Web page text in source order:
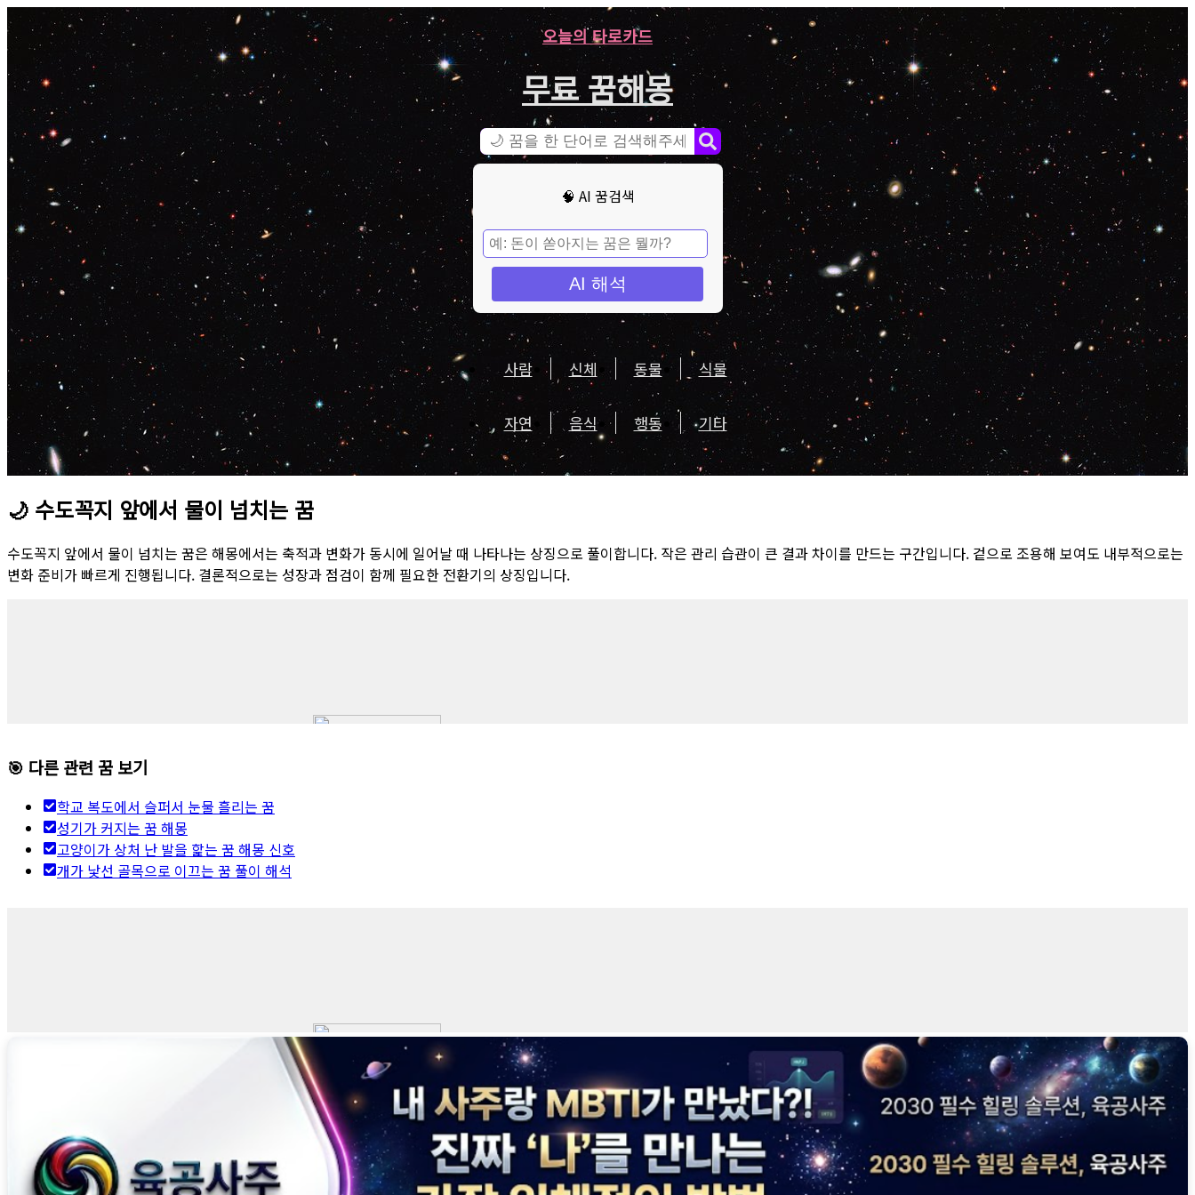
오늘의 타로카드
무료 꿈해몽
🧠 AI 꿈검색
AI 해석
사람 신체 동물 식물
자연 음식 행동 기타
🌙 수도꼭지 앞에서 물이 넘치는 꿈
수도꼭지 앞에서 물이 넘치는 꿈은 해몽에서는 축적과 변화가 동시에 일어날 때 나타나는 상징으로 풀이합니다. 작은 관리 습관이 큰 결과 차이를 만드는 구간입니다. 겉으로 조용해 보여도 내부적으로는
변화 준비가 빠르게 진행됩니다. 결론적으로는 성장과 점검이 함께 필요한 전환기의 상징입니다.
🎯 다른 관련 꿈 보기
학교 복도에서 슬퍼서 눈물 흘리는 꿈
성기가 커지는 꿈 해몽
고양이가 상처 난 발을 핥는 꿈 해몽 신호
개가 낯선 골목으로 이끄는 꿈 풀이 해석